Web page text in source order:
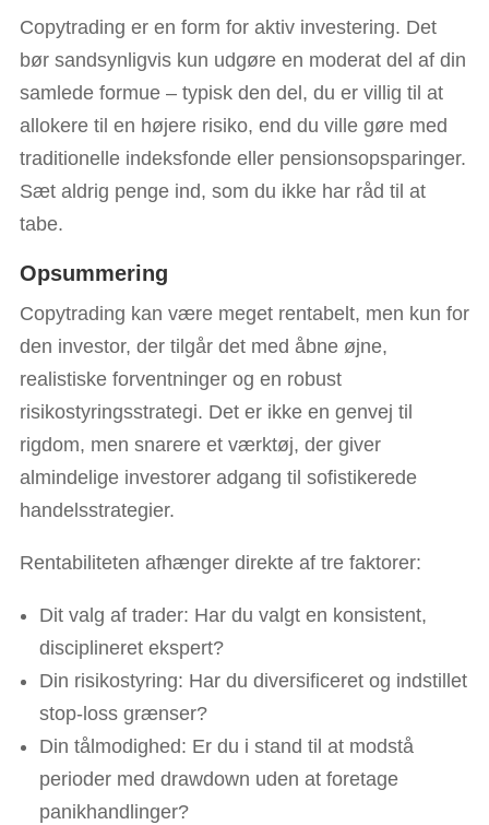
Copytrading er en form for aktiv investering. Det
bør sandsynligvis kun udgøre en moderat del af din
samlede formue – typisk den del, du er villig til at
allokere til en højere risiko, end du ville gøre med
traditionelle indeksfonde eller pensionsopsparinger.
Sæt aldrig penge ind, som du ikke har råd til at
tabe.
Opsummering
Copytrading kan være meget rentabelt, men kun for
den investor, der tilgår det med åbne øjne,
realistiske forventninger og en robust
risikostyringsstrategi. Det er ikke en genvej til
rigdom, men snarere et værktøj, der giver
almindelige investorer adgang til sofistikerede
handelsstrategier.
Rentabiliteten afhænger direkte af tre faktorer:
Dit valg af trader: Har du valgt en konsistent,
disciplineret ekspert?
Din risikostyring: Har du diversificeret og indstillet
stop-loss grænser?
Din tålmodighed: Er du i stand til at modstå
perioder med drawdown uden at foretage
panikhandlinger?